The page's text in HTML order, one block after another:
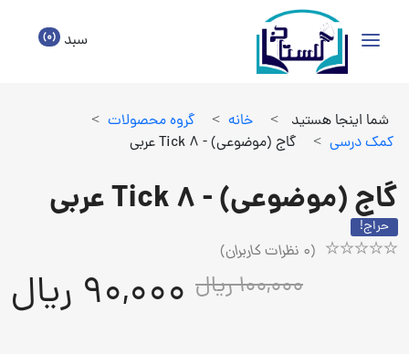
سبد (0)
شما اینجا هستید > خانه > گروه محصولات >
كمك درسي > گاج (موضوعی) - Tick 8 عربی
گاج (موضوعی) - Tick 8 عربی
حراج!
(
0 نظرات کاربران)
100,000 ریال 90,000 ریال